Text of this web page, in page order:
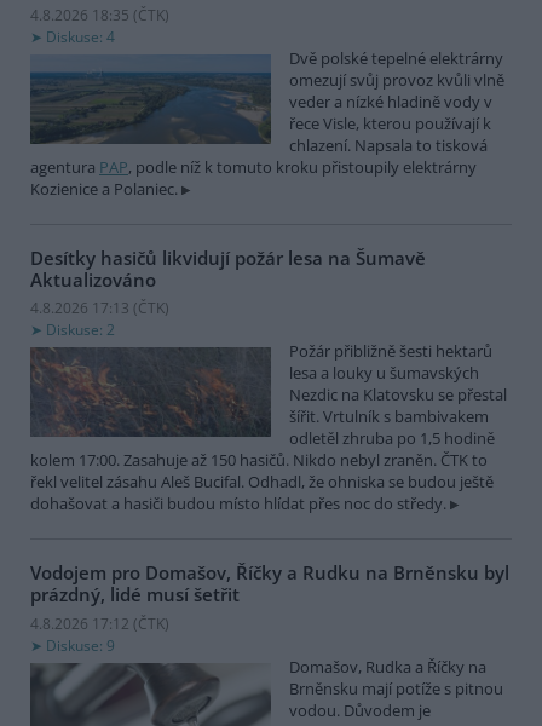
4.8.2026 18:35 (ČTK)
Diskuse: 4
Dvě polské tepelné elektrárny
omezují svůj provoz kvůli vlně
veder a nízké hladině vody v
řece Visle, kterou používají k
chlazení. Napsala to tisková
agentura PAP, podle níž k tomuto kroku přistoupily elektrárny
Kozienice a Polaniec.
Desítky hasičů likvidují požár lesa na Šumavě
Aktualizováno
4.8.2026 17:13 (ČTK)
Diskuse: 2
Požár přibližně šesti hektarů
lesa a louky u šumavských
Nezdic na Klatovsku se přestal
šířit. Vrtulník s bambivakem
odletěl zhruba po 1,5 hodině
kolem 17:00. Zasahuje až 150 hasičů. Nikdo nebyl zraněn. ČTK to
řekl velitel zásahu Aleš Bucifal. Odhadl, že ohniska se budou ještě
dohašovat a hasiči budou místo hlídat přes noc do středy.
Vodojem pro Domašov, Říčky a Rudku na Brněnsku byl
prázdný, lidé musí šetřit
4.8.2026 17:12 (ČTK)
Diskuse: 9
Domašov, Rudka a Říčky na
Brněnsku mají potíže s pitnou
vodou. Důvodem je